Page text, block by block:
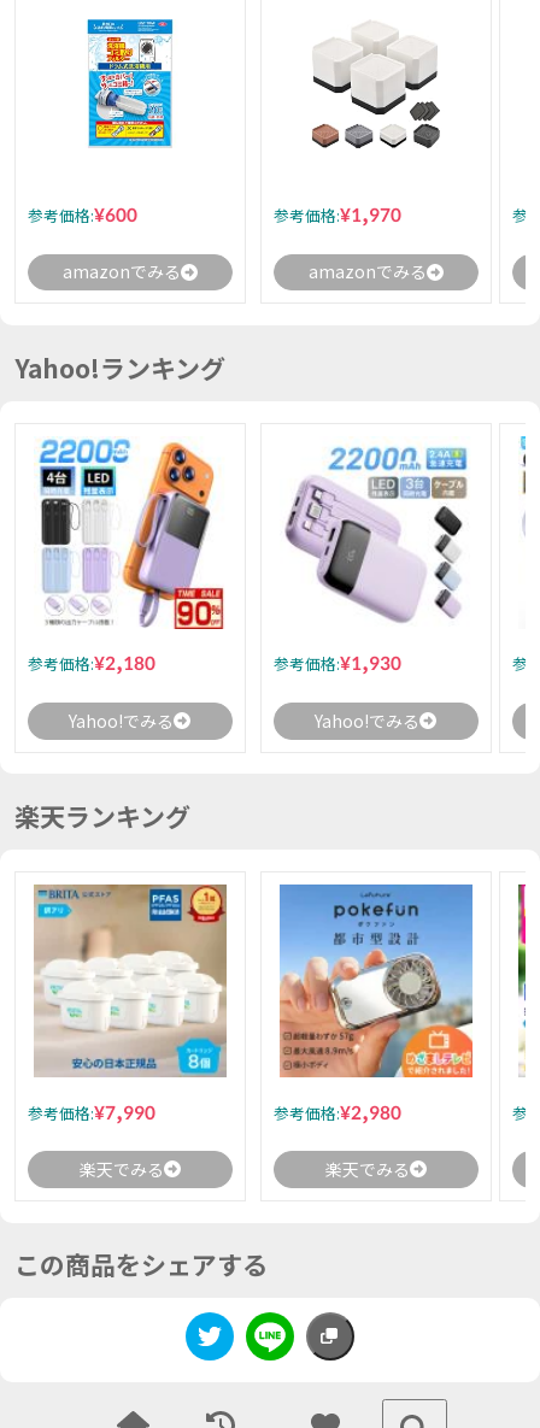
参考価格:¥600
amazonでみる
参考価格:¥1,970
amazonでみる
参
Yahoo!ランキング
参考価格:¥2,180
Yahoo!でみる
参考価格:¥1,930
Yahoo!でみる
参
楽天ランキング
参考価格:¥7,990
楽天でみる
参考価格:¥2,980
楽天でみる
参
この商品をシェアする